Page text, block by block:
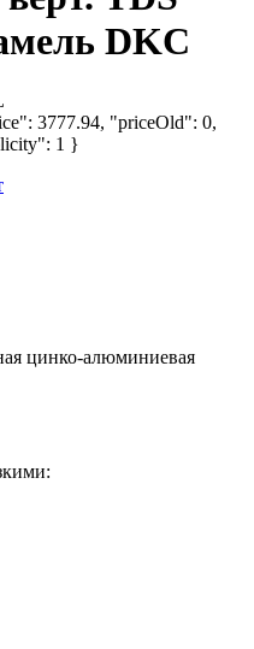
DKC
3777.94, "priceOld": 0,
1 }
цинко-алюминиевая